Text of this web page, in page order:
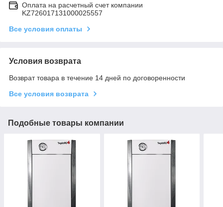
Оплата на расчетный счет компании
KZ726017131000025557
Все условия оплаты
Условия возврата
Возврат товара в течение 14 дней по договоренности
Все условия возврата
Подобные товары компании